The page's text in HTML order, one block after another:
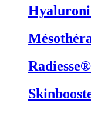
Radiesse®